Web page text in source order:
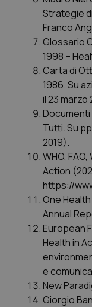
Strategie
Franco
Glossario
1998 –
Carta di
1986. Su
il 23 marzo
Documenti
Tutti. Su
2019).
WHO,
Action
https://
One
Annual
European
Health in
e
New
Giorgio